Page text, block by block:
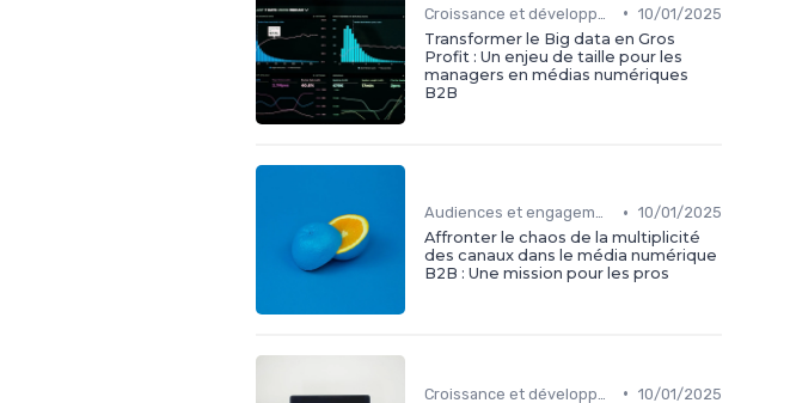
• 10/01/2025
Transformer le Big data en Gros
Profit : Un enjeu de taille pour les
managers en médias numériques
B2B
Audiences et engagement • 10/01/2025
Affronter le chaos de la multiplicité
des canaux dans le média numérique
B2B : Une mission pour les pros
• 10/01/2025